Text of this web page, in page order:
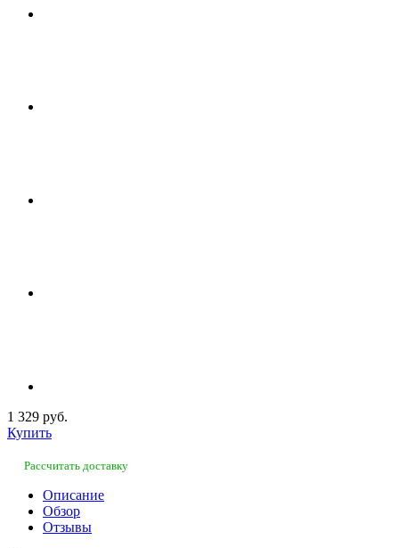
1 329 руб.
Купить
Рассчитать доставку
Описание
Обзор
Отзывы